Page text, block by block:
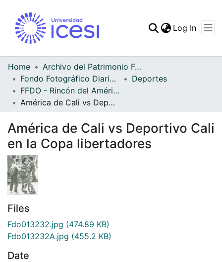
Statistics
Log In
Home
Archivo del Patrimonio Fotográfico y Fílmico del Valle del Cauca
Fondo Fotográfico Diario Occidente
Deportes
FFDO - Rincón del América - Patrimonial
América de Cali vs Deportivo Cali en la Copa libertadores
América de Cali vs Deportivo Cali
en la Copa libertadores
Files
Fdo013232.jpg (474.89 KB)
Fdo013232A.jpg (455.2 KB)
Date